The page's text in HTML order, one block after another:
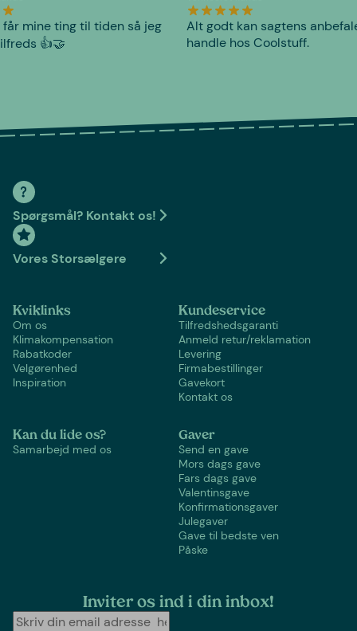
får mine ting til tiden så jeg
👍🤝
Alt godt kan sagtens
handle hos Coolstuff.
Spørgsmål? Kontakt os!
Vores Storsælgere
Kviklinks
Om os
Klimakompensation
Rabatkoder
Velgørenhed
Inspiration
Kundeservice
Tilfredshedsgaranti
Anmeld retur/reklamation
Levering
Firmabestillinger
Gavekort
Kontakt os
Kan du lide os?
Samarbejd med os
Gaver
Send en gave
Mors dags gave
Fars dags gave
Valentinsgave
Konfirmationsgaver
Julegaver
Gave til bedste ven
Påske
Inviter os ind i din inbox!